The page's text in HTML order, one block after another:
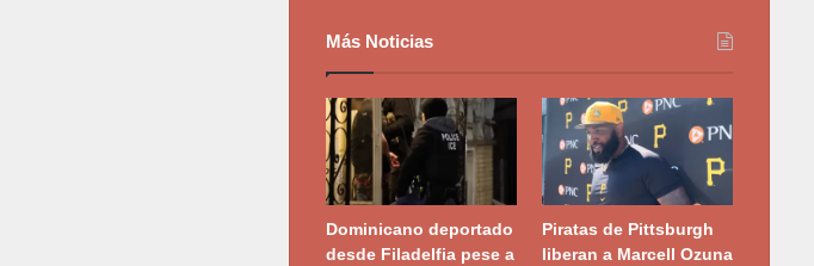
Más Noticias
Dominicano deportado
desde Filadelfia pese a
Piratas de Pittsburgh
liberan a Marcell Ozuna